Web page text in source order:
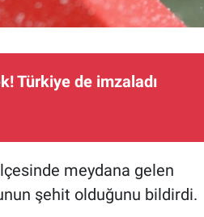
Türkiye de imzaladı
meydana gelen
şehit olduğunu bildirdi.